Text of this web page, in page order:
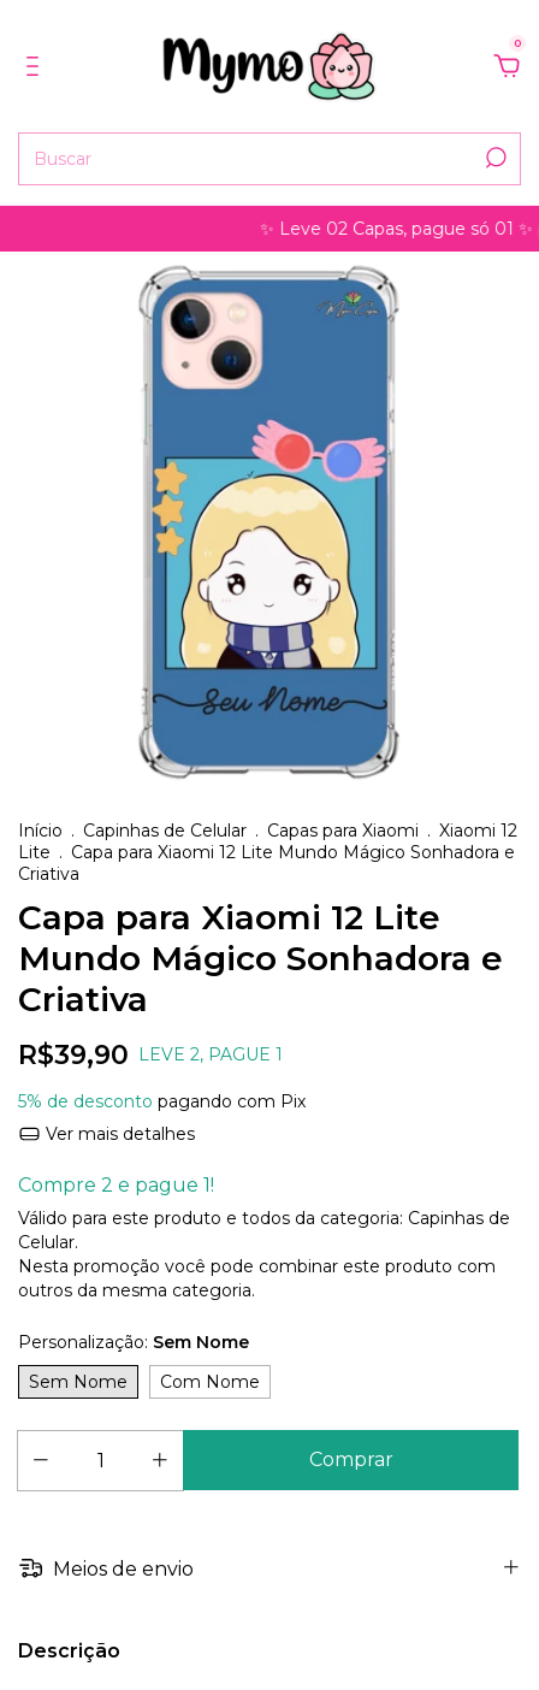
0
✨ Leve 02 Capas, pague só 01 ✨
Início . Capinhas de Celular . Capas para Xiaomi . Xiaomi 12
Lite . Capa para Xiaomi 12 Lite Mundo Mágico Sonhadora e
Criativa
Capa para Xiaomi 12 Lite
Mundo Mágico Sonhadora e
Criativa
R$39,90 LEVE 2, PAGUE 1
5% de desconto pagando com Pix
Ver mais detalhes
Compre 2 e pague 1!
Válido para este produto e todos da categoria: Capinhas de
Celular.
Nesta promoção você pode combinar este produto com
outros da mesma categoria.
Personalização: Sem Nome
Sem Nome
Com Nome
Meios de envio
Descrição